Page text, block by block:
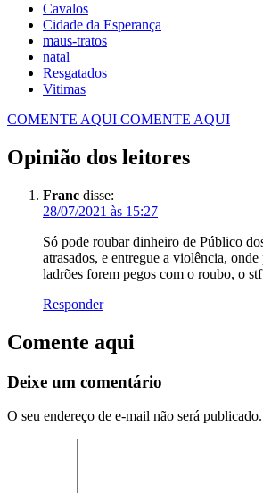
Cavalos
Cidade da Esperança
maus-tratos
natal
Resgatados
Vitimas
COMENTE AQUI COMENTE AQUI
Opinião dos leitores
Franc disse:
28/07/2021 às 15:27
Só pode roubar dinheiro de Público
atrasados, e entregue a violência,
ladrões forem pegos com o roubo, o
Responder
Comente aqui
Deixe um comentário
O seu endereço de e-mail não será publicado.